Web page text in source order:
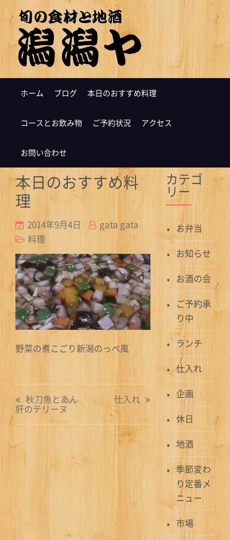
ホーム ブログ 本日のおすすめ料理
コースとお飲み物 ご予約状況 アクセス
お問い合わせ
本日のおすすめ料
理
2014年9月4日
gata gata
料理
野菜の煮こごり新潟のっぺ風
投
稿
ビ
秋刀魚とあん
肝のテリーヌ
仕入れ
カテゴ
リー
お弁当
お知らせ
お酒の会
ご予約承
り中
ランチ
仕入れ
企画
休日
地酒
季節変わ
り定番メ
ニュー
市場